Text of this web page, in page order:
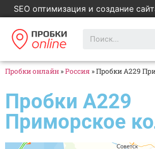
SEO оптимизация и создание
Пробки онлайн »Россия »Пробки А229
Пробки А229
Приморское
Яндекс Карты